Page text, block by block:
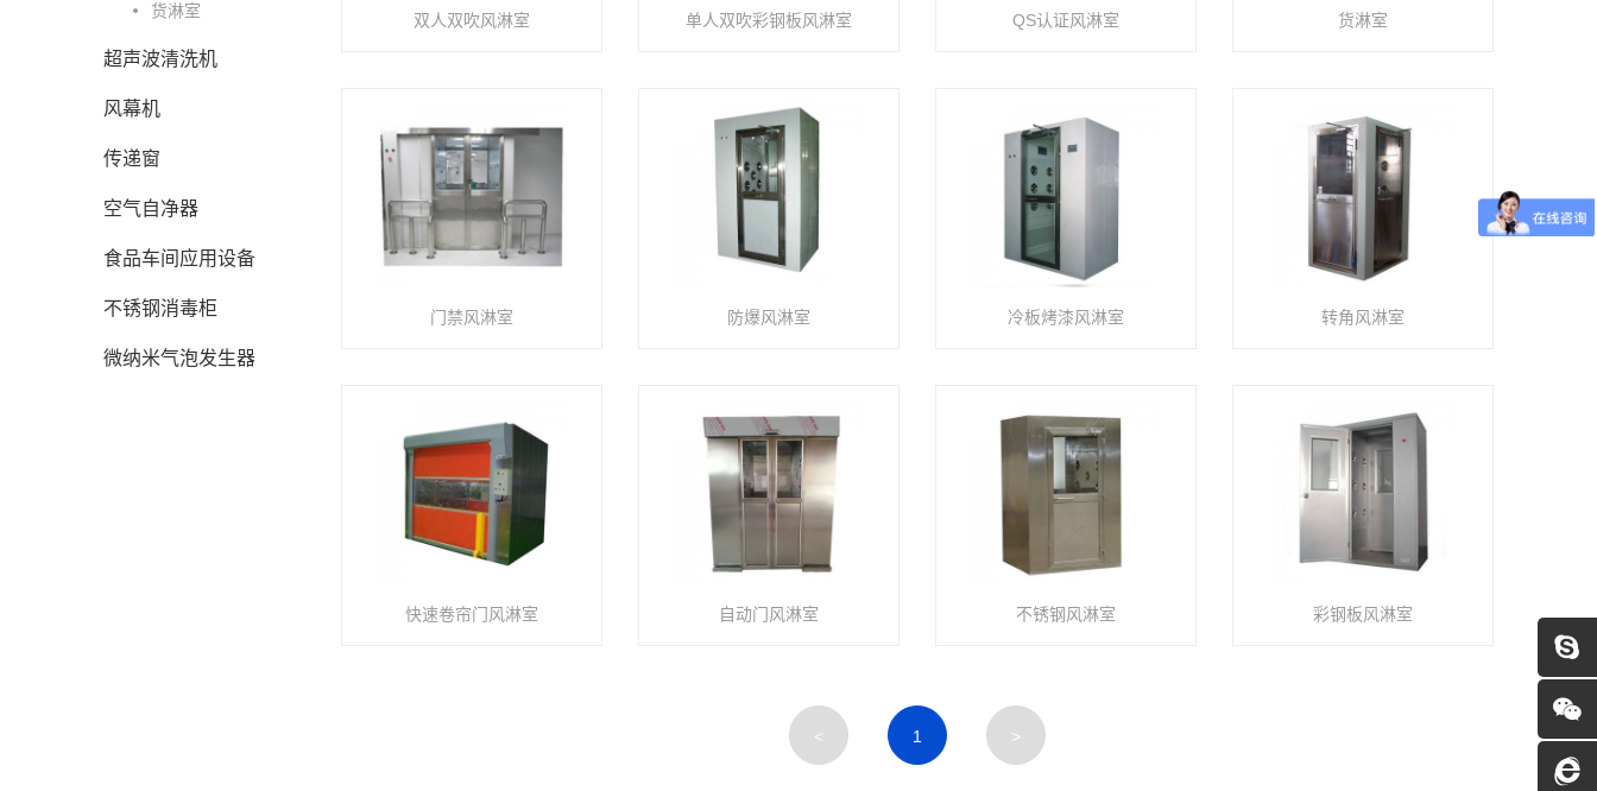
货淋室
超声波清洗机
风幕机
传递窗
空气自净器
食品车间应用设备
不锈钢消毒柜
微纳米气泡发生器
双人双吹风淋室 单人双吹彩钢板风淋室 QS认证风淋室 货淋室
门禁风淋室 防爆风淋室 冷板烤漆风淋室 转角风淋室
快速卷帘门风淋室 自动门风淋室 不锈钢风淋室 彩钢板风淋室
< 1 >